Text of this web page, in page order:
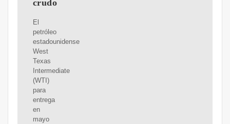
crudo
El
petróleo
estadounidense
West
Texas
Intermediate
(WTI)
para
entrega
en
mayo